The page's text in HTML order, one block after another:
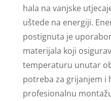
hala na vanjske
uštede na energiji.
postignuta je
materijala koji
temperaturu unutar
potreba za grijanjem i
profesionalnu